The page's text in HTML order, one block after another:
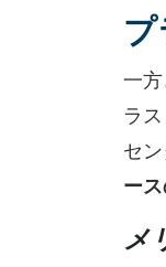
一
ラ
セ
ー
メ